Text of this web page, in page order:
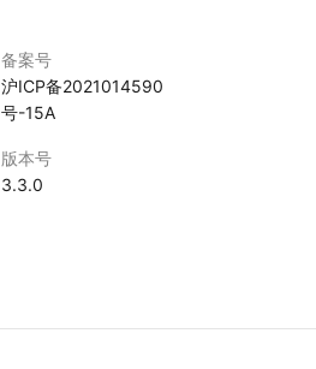
备案号
沪ICP备2021014590
号-15A
版本号
3.3.0